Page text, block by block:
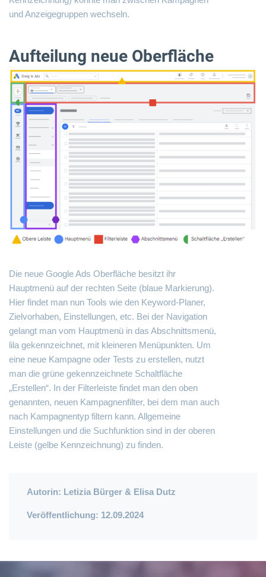
und Anzeigegruppen wechseln.
Aufteilung neue Oberfläche
Die neue Google Ads Oberfläche besitzt ihr
Hauptmenü auf der rechten Seite (blaue Markierung).
Hier findet man nun Tools wie den Keyword-Planer,
Zielvorhaben, Einstellungen, etc. Bei der Navigation
gelangt man vom Hauptmenü in das Abschnittsmenü,
lila gekennzeichnet, mit kleineren Menüpunkten. Um
eine neue Kampagne oder Tests zu erstellen, nutzt
man die grüne gekennzeichnete Schaltfläche
„Erstellen“. In der Filterleiste findet man den oben
genannten, neuen Kampagnenfilter, bei dem man auch
nach Kampagnentyp filtern kann. Allgemeine
Einstellungen und die Suchfunktion sind in der oberen
Leiste (gelbe Kennzeichnung) zu finden.
Autorin: Letizia Bürger & Elisa Dutz
Veröffentlichung: 12.09.2024